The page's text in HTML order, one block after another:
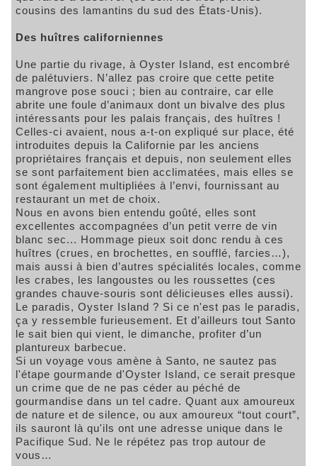
cousins des lamantins du sud des États-Unis).
Des huîtres californiennes
Une partie du rivage, à Oyster Island, est encombré
de palétuviers. N’allez pas croire que cette petite
mangrove pose souci ; bien au contraire, car elle
abrite une foule d’animaux dont un bivalve des plus
intéressants pour les palais français, des huîtres !
Celles-ci avaient, nous a-t-on expliqué sur place, été
introduites depuis la Californie par les anciens
propriétaires français et depuis, non seulement elles
se sont parfaitement bien acclimatées, mais elles se
sont également multipliées à l’envi, fournissant au
restaurant un met de choix.
Nous en avons bien entendu goûté, elles sont
excellentes accompagnées d’un petit verre de vin
blanc sec... Hommage pieux soit donc rendu à ces
huîtres (crues, en brochettes, en soufflé, farcies…),
mais aussi à bien d’autres spécialités locales, comme
les crabes, les langoustes ou les roussettes (ces
grandes chauve-souris sont délicieuses elles aussi).
Le paradis, Oyster Island ? Si ce n'est pas le paradis,
ça y ressemble furieusement. Et d’ailleurs tout Santo
le sait bien qui vient, le dimanche, profiter d’un
plantureux barbecue.
Si un voyage vous amène à Santo, ne sautez pas
l'étape gourmande d'Oyster Island, ce serait presque
un crime que de ne pas céder au péché de
gourmandise dans un tel cadre. Quant aux amoureux
de nature et de silence, ou aux amoureux “tout court”,
ils sauront là qu'ils ont une adresse unique dans le
Pacifique Sud. Ne le répétez pas trop autour de
vous…